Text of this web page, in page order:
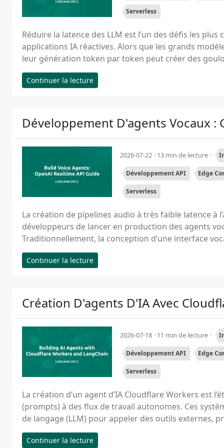
Serverless
Réduire la latence des LLM est l’un des défis les
applications IA réactives. Alors que les grands
leur génération token par token peut créer des
Continuer la lecture
Développement D'agents Vocaux :
2026-07-22 13 min de lecture
Développement API Edge
Serverless
La création de pipelines audio à très faible latence à
développeurs de lancer en production des agents
Traditionnellement, la conception d’une interface
Continuer la lecture
Création D'agents D'IA Avec
2026-07-18 11 min de lecture
Développement API Edge
Serverless
La création d’un agent d’IA Cloudflare Workers est
(prompts) à des flux de travail autonomes. Ces
de langage (LLM) pour appeler des outils externes,
Continuer la lecture